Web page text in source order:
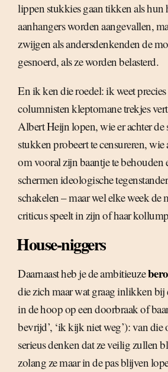
lippen stukkies gaan tikken als hun
aanhangers worden aangevallen,
zwijgen als andersdenkenden de
gesnoerd, als ze worden belasterd.
En ik ken die roedel: ik weet
columnisten kleptomane trekjes
Albert Heijn lopen, wie er achter de
stukken probeert te censureren, wie
om vooral zijn baantje te behouden
schermen ideologische
schakelen – maar wel elke week de
criticus speelt in zijn of haar
House-niggers
Daarnaast heb je de ambitieuze
die zich maar wat graag inlikken
in de hoop op een doorbraak of
bevrijd’, ‘ik kijk niet weg’): van
serieus denken dat ze veilig zullen
zolang ze maar in de pas blijven